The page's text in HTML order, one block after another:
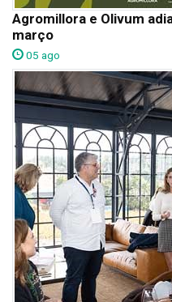
Agromillora e Olivum
março
05 ago